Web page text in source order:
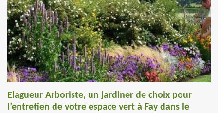
Elagueur Arboriste, un jardiner de choix pour
l’entretien de votre espace vert à Fay dans le